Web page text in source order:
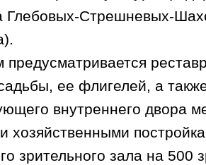
Глебовых-Стрешневых-
предусматривается
ее флигелей, а
внутреннего двора
хозяйственными
зрительного зала на 500